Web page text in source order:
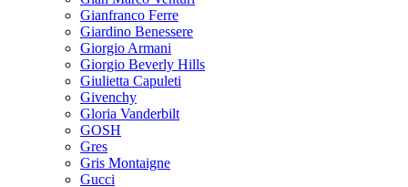
Gianfranco Ferre
Giardino Benessere
Giorgio Armani
Giorgio Beverly Hills
Giulietta Capuleti
Givenchy
Gloria Vanderbilt
GOSH
Gres
Gris Montaigne
Gucci